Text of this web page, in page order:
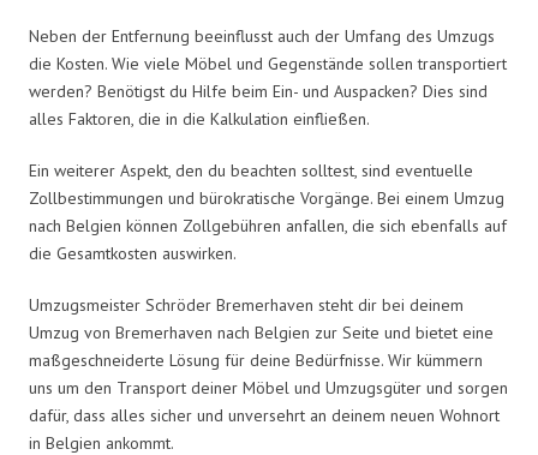
Neben der Entfernung beeinflusst auch der Umfang des Umzugs
die Kosten. Wie viele Möbel und Gegenstände sollen transportiert
werden? Benötigst du Hilfe beim Ein- und Auspacken? Dies sind
alles Faktoren, die in die Kalkulation einfließen.
Ein weiterer Aspekt, den du beachten solltest, sind eventuelle
Zollbestimmungen und bürokratische Vorgänge. Bei einem Umzug
nach Belgien können Zollgebühren anfallen, die sich ebenfalls auf
die Gesamtkosten auswirken.
Umzugsmeister Schröder Bremerhaven steht dir bei deinem
Umzug von Bremerhaven nach Belgien zur Seite und bietet eine
maßgeschneiderte Lösung für deine Bedürfnisse. Wir kümmern
uns um den Transport deiner Möbel und Umzugsgüter und sorgen
dafür, dass alles sicher und unversehrt an deinem neuen Wohnort
in Belgien ankommt.